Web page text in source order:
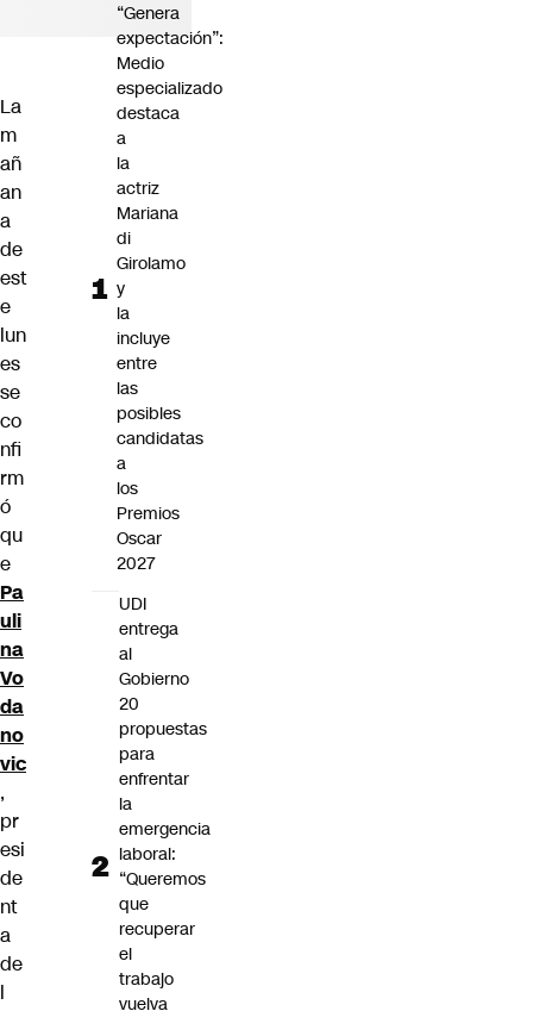
La
m
añ
an
a
de
est
e
lun
es
se
co
nfi
rm
ó
qu
e
Pa
uli
na
Vo
da
no
vic
,
pr
esi
de
nt
a
de
l
“Genera
expectación”:
Medio
especializado
destaca
a
la
actriz
Mariana
di
Girolamo
y
la
incluye
entre
las
posibles
candidatas
a
los
Premios
Oscar
2027
UDI
entrega
al
Gobierno
20
propuestas
para
enfrentar
la
emergencia
laboral:
“Queremos
que
recuperar
el
trabajo
vuelva